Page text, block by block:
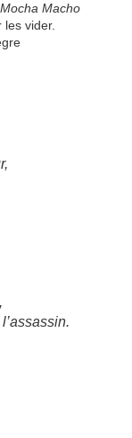
Mocha Macho
les vider.